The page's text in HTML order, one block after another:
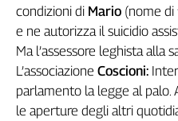
Cgil
Collettiva
Academy
Play
Rubriche
condizioni di Mario (nome
e ne autorizza il suicidio
Ma l’assessore leghista alla
L’associazione Coscioni:
parlamento la legge al palo.
le aperture degli altri